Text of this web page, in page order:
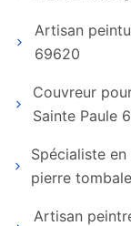
Artisan
69620
Couvreur
Sainte Paule
Spécialiste
pierre
Artisan